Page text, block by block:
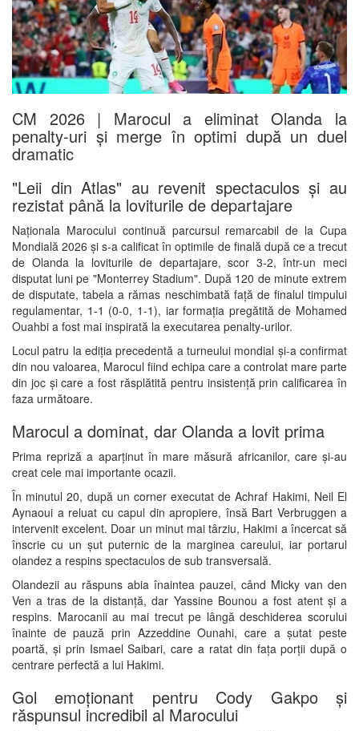
CM 2026 | Marocul a eliminat Olanda la
penalty-uri și merge în optimi după un duel
dramatic
"Leii din Atlas" au revenit spectaculos și au
rezistat până la loviturile de departajare
Naționala Marocului continuă parcursul remarcabil de la Cupa
Mondială 2026 și s-a calificat în optimile de finală după ce a trecut
de Olanda la loviturile de departajare, scor 3-2, într-un meci
disputat luni pe "Monterrey Stadium". După 120 de minute extrem
de disputate, tabela a rămas neschimbată față de finalul timpului
regulamentar, 1-1 (0-0, 1-1), iar formația pregătită de Mohamed
Ouahbi a fost mai inspirată la executarea penalty-urilor.
Locul patru la ediția precedentă a turneului mondial și-a confirmat
din nou valoarea, Marocul fiind echipa care a controlat mare parte
din joc și care a fost răsplătită pentru insistență prin calificarea în
faza următoare.
Marocul a dominat, dar Olanda a lovit prima
Prima repriză a aparținut în mare măsură africanilor, care și-au
creat cele mai importante ocazii.
În minutul 20, după un corner executat deAchraf Hakimi, Neil El
Aynaoui a reluat cu capul din apropiere, însă Bart Verbruggen a
intervenit excelent. Doar un minut mai târziu, Hakimi a încercat să
înscrie cu un șut puternic de la marginea careului, iar portarul
olandez a respins spectaculos de sub transversală.
Olandezii au răspuns abia înaintea pauzei, când Micky van den
Ven a tras de la distanță, dar Yassine Bounou a fost atent și a
respins. Marocanii au mai trecut pe lângă deschiderea scorului
înainte de pauză prin Azzeddine Ounahi, care a șutat peste
poartă, și prin Ismael Saibari, care a ratat din fața porții după o
centrare perfectă a lui Hakimi.
Gol emoționant pentru Cody Gakpo și
răspunsul incredibil al Marocului